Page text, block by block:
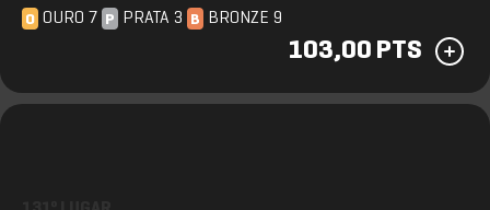
O OURO 7 P PRATA 3 B BRONZE 9
103,00 PTS